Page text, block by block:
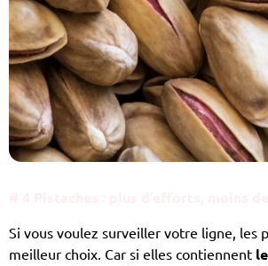
Si vous voulez surveiller votre ligne, les
meilleur choix. Car si elles contiennent